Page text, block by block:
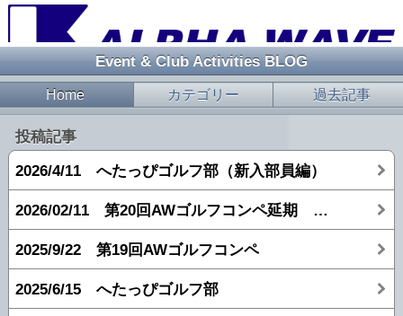
Event & Club Activities BLOG
Home カテゴリー 過去記事
投稿記事
2026/4/11 へたっぴゴルフ部（新入部員編）
2026/02/11 第20回AWゴルフコンペ延期 → 打ちっぱなし
2025/9/22 第19回AWゴルフコンペ
2025/6/15 へたっぴゴルフ部